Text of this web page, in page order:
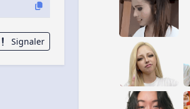
Signaler